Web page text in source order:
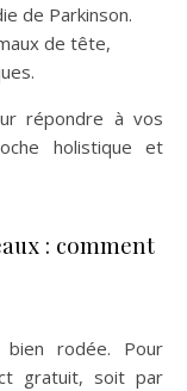
de Parkinson.
de tête,
répondre à vos
holistique et
: comment
rodée. Pour
gratuit, soit par